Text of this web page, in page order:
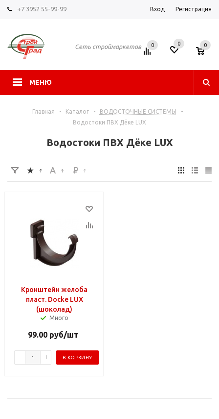
+7 3952 55-99-99 Вход Регистрация
Сеть строймаркетов
МЕНЮ
0 0 0
Главная - Каталог - ВОДОСТОЧНЫЕ СИСТЕМЫ
-
Водостоки ПВХ Дёке LUX
Водостоки ПВХ Дёке LUX
Кронштейн желоба
пласт. Docke LUX
(шоколад)
Много
99.00 руб/шт
В КОРЗИНУ